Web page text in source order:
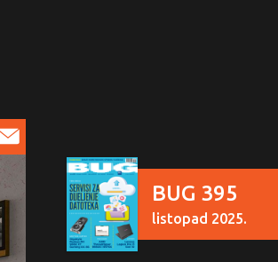
BUG 395
listopad 2025.